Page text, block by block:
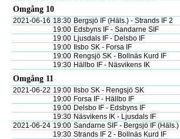
Omgång 10
2021-06-16 18:30 Bergsjö IF (Häls.) - Strands IF 2
19:00 Edsbyns IF - Sandarne SIF
19:00 Ljusdals IF - Delsbo IF
19:00
Ilsbo SK - Forsa IF
19:00 Rengsjö SK - Bollnäs Kurd IF
19:30 Hällbo IF - Näsvikens IK
Omgång 11
2021-06-22 19:00 Ilsbo SK - Rengsjö SK
19:00 Forsa IF - Hällbo IF
19:00 Delsbo IF - Edsbyns IF
19:30 Näsvikens IK - Ljusdals IF
2021-06-24 19:00 Sandarne SIF - Bergsjö IF (Häls.)
19:30 Strands IF 2 - Bollnäs Kurd IF